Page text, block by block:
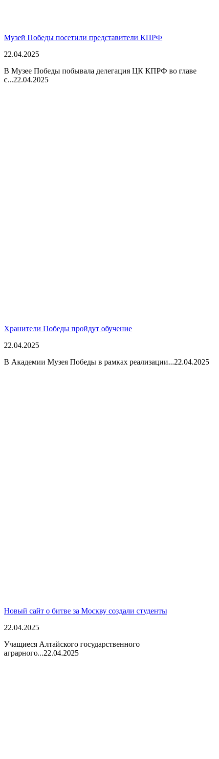
Музей Победы посетили представители КПРФ
22.04.2025
В Музее Победы побывала делегация ЦК КПРФ во главе
с...22.04.2025
Хранители Победы пройдут обучение
22.04.2025
В Академии Музея Победы в рамках реализации...22.04.2025
Новый сайт о битве за Москву создали студенты
22.04.2025
Учащиеся Алтайского государственного
аграрного...22.04.2025